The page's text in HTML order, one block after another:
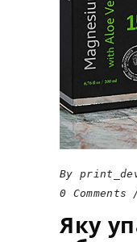
By
0 Comments
Яку